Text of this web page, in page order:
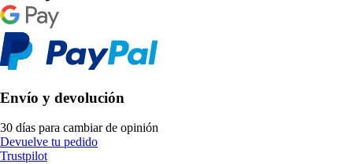
Envío y devolución
30 días para cambiar de opinión
Devuelve tu pedido
Trustpilot